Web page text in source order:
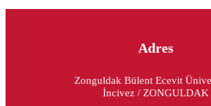
Adres
Zonguldak Bülent Ecevit
İncivez / ZONGULDAK